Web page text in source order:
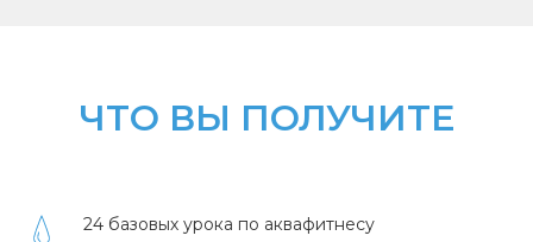
ЧТО ВЫ ПОЛУЧИТЕ
24 базовых урока по аквафитнесу